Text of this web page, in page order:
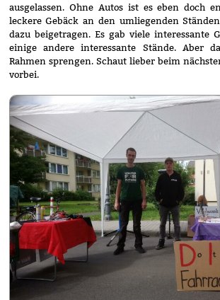
ausgelassen. Ohne Autos ist es eben doch
leckere Gebäck an den umliegenden
dazu beigetragen. Es gab viele interessante
einige andere interessante Stände. Aber
Rahmen sprengen. Schaut lieber beim
vorbei.